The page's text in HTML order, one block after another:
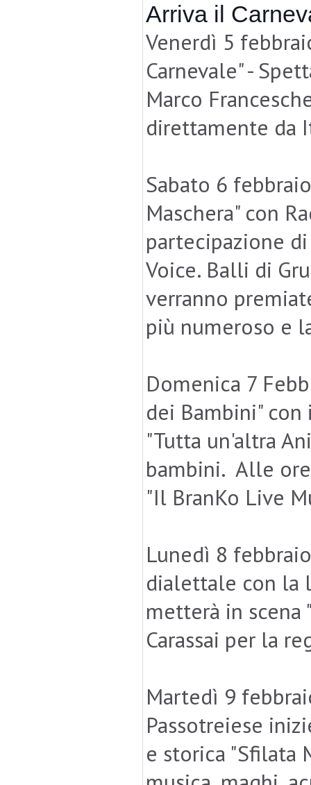
Arriva il
Venerdì 5
Carnevale" -
Marco
direttamente da
Sabato 6
Maschera" con
partecipazione
Voice. Balli di
verranno
più numeroso e
Domenica 7
dei Bambini"
"Tutta un'altra
bambini. Alle
"Il BranKo Live
Lunedì 8
dialettale con la
metterà in scena
Carassai per la
Martedì 9
Passotreiese
e storica "Sfilata